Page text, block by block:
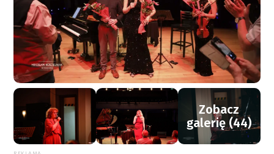
Zobacz
galerię (44)